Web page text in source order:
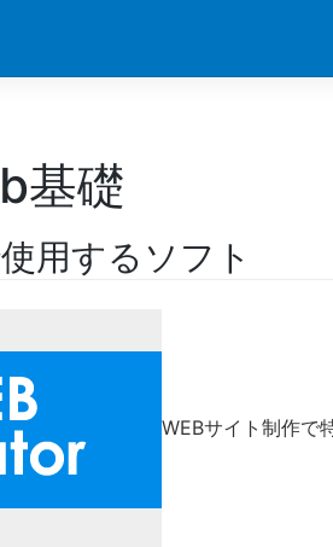
基礎
用するソフト
WEBサイト制作で